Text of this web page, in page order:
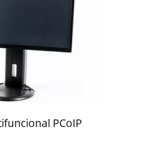
PCoIP